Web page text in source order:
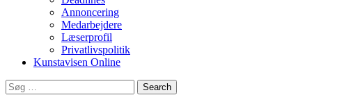
Annoncering
Medarbejdere
Læserprofil
Privatlivspolitik
Kunstavisen Online
Search
for: